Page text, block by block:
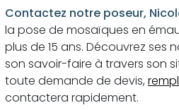
Contactez notre poseur,
la pose de mosaïques en
plus de 15 ans. Découvrez ses
son savoir-faire à travers son
toute demande de devis,
contactera rapidement.